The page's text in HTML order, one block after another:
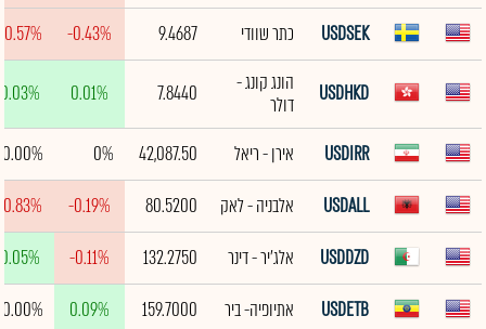
USDSEK כתר שוודי 9.4687
-0.43%
USDHKD
הונג קונג -
דולר
7.8440
0.01%
0.03%
USDIRR אירן - ריאל 42,087.50
0%
0.00%
USDALL
אלבניה - לאק 80.5200
-0.19%
USDDZD
אלג'יר - דינר 132.2750
-0.11%
0.05%
USDETB
אתיופיה- ביר 159.7000
0.09%
0.00%